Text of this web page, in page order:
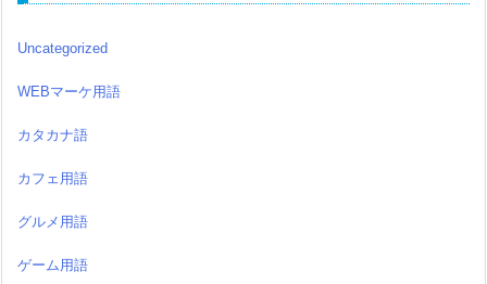
Uncategorized
WEBマーケ用語
カタカナ語
カフェ用語
グルメ用語
ゲーム用語